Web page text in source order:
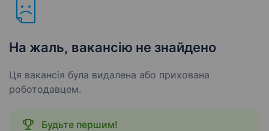
На жаль, вакансію не знайдено
Ця вакансія була видалена або прихована
роботодавцем.
Будьте першим!